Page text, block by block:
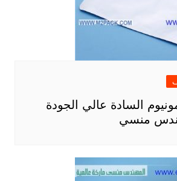
السادة عالي الجودة
منسي